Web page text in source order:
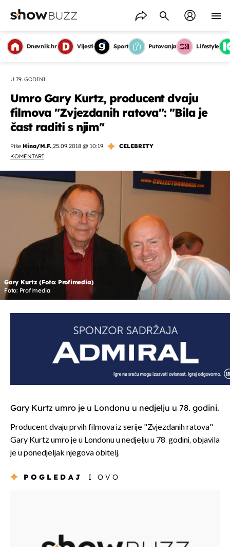
Dnevnik.hr Vijesti Sport Putovanja Lifestyle
U 79. GODINI
Umro Gary Kurtz, producent dvaju
filmova "Zvjezdanih ratova": ''Bila je
čast raditi s njim''
Piše Hina/M.F.,25.09.2018 @ 10:19
CELEBRITY
KOMENTARI
Gary Kurtz (Foto: Profimedia)
Foto: Profimedia
Gary Kurtz umro je u Londonu u nedjelju u 78. godini.
Producent dvaju prvih filmova iz serije "Zvjezdanih ratova"
Gary Kurtz umro je u Londonu u nedjelju u 78. godini, objavila
je u ponedjeljak njegova obitelj.
POGLEDAJ I OVO
OMOGUĆI OBAVIJESTI